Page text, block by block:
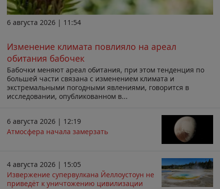
6 августа 2026 | 11:54
Изменение климата повлияло на ареал
обитания бабочек
Бабочки меняют ареал обитания, при этом тенденция по
большей части связана с изменением климата и
экстремальными погодными явлениями, говорится в
исследовании, опубликованном в...
6 августа 2026 | 12:19
Атмосфера начала замерзать
4 августа 2026 | 15:05
Извержение супервулкана Йеллоустоун не
приведёт к уничтожению цивилизации